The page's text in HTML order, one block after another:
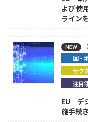
よび使
ライン
国・
セク
注目
EU｜デ
施手続